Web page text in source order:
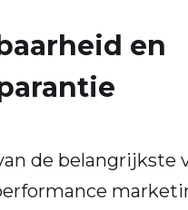
en
de belangrijkste